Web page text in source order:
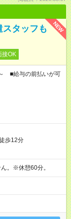
NEW
タッフも
接OK
■給与の前払いが可
歩12分
。※休憩60分。